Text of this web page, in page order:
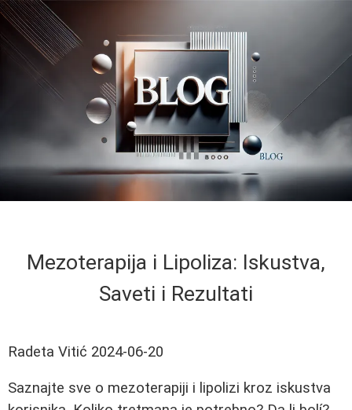
Mezoterapija i Lipoliza: Iskustva,
Saveti i Rezultati
Radeta Vitić 2024-06-20
Saznajte sve o mezoterapiji i lipolizi kroz iskustva